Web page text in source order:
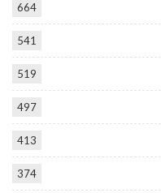
664
541
519
497
413
374